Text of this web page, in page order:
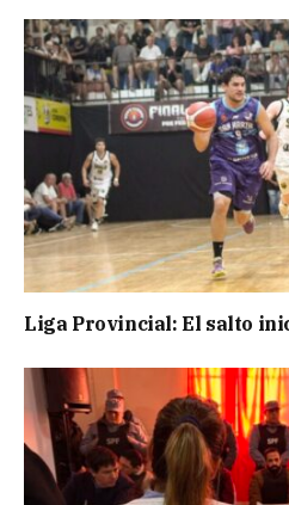
Liga Provincial: El salto